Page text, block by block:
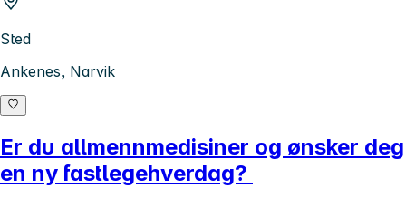
Sted
Ankenes, Narvik
Er du allmennmedisiner og ønsker deg
en ny fastlegehverdag?